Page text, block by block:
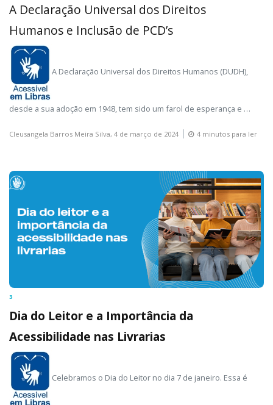
A Declaração Universal dos Direitos
Humanos e Inclusão de PCD’s
A Declaração Universal dos Direitos Humanos (DUDH),
desde a sua adoção em 1948, tem sido um farol de esperança e …
Cleusangela Barros Meira Silva, 4 de março de 2024 4 minutos para ler
3
Dia do Leitor e a Importância da
Acessibilidade nas Livrarias
Celebramos o Dia do Leitor no dia 7 de janeiro. Essa é